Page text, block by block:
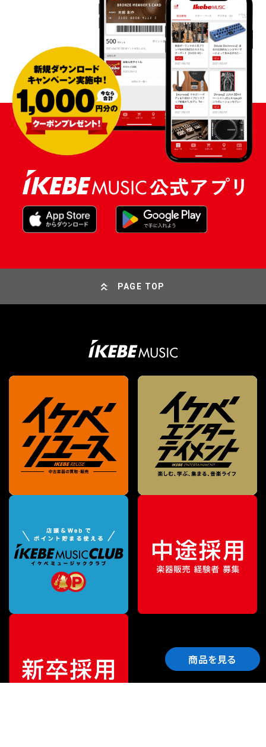
商品を見る
PAGE TOP